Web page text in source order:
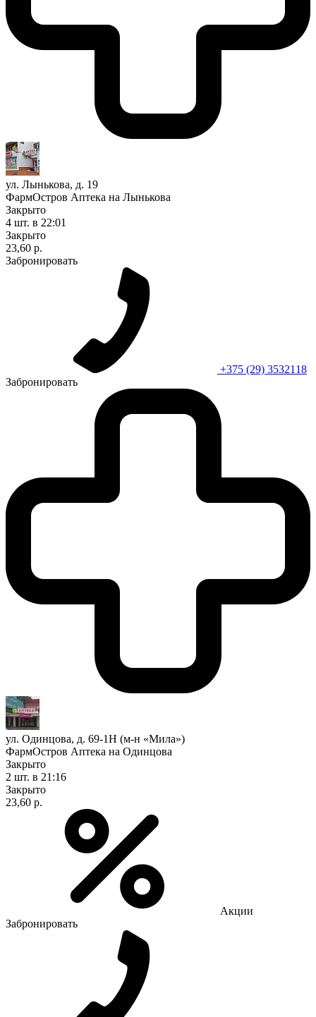
ул. Лынькова, д. 19
ФармОстров Аптека на Лынькова
Закрыто
4 шт. в 22:01
Закрыто
23,60 р.
Забронировать
+375 (29) 3532118
Забронировать
ул. Одинцова, д. 69-1Н (м-н «Мила»)
ФармОстров Аптека на Одинцова
Закрыто
2 шт. в 21:16
Закрыто
23,60 р.
Акции
Забронировать